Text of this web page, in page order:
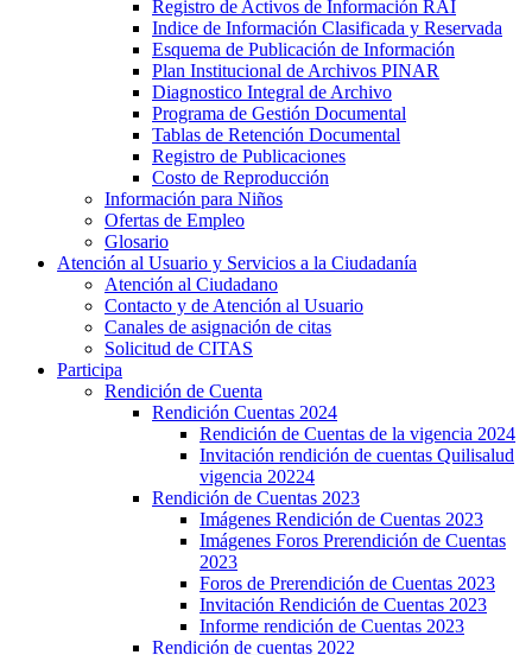
Registro de Activos de Información RAI
Indice de Información Clasificada y Reservada
Esquema de Publicación de Información
Plan Institucional de Archivos PINAR
Diagnostico Integral de Archivo
Programa de Gestión Documental
Tablas de Retención Documental
Registro de Publicaciones
Costo de Reproducción
Información para Niños
Ofertas de Empleo
Glosario
Atención al Usuario y Servicios a la Ciudadanía
Atención al Ciudadano
Contacto y de Atención al Usuario
Canales de asignación de citas
Solicitud de CITAS
Participa
Rendición de Cuenta
Rendición Cuentas 2024
Rendición de Cuentas de la vigencia 2024
Invitación rendición de cuentas Quilisalud
vigencia 20224
Rendición de Cuentas 2023
Imágenes Rendición de Cuentas 2023
Imágenes Foros Prerendición de Cuentas
2023
Foros de Prerendición de Cuentas 2023
Invitación Rendición de Cuentas 2023
Informe rendición de Cuentas 2023
Rendición de cuentas 2022